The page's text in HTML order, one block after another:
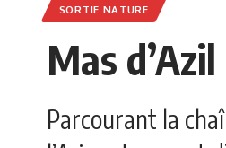
SORTIE NATURE
Mas
Parcourant la